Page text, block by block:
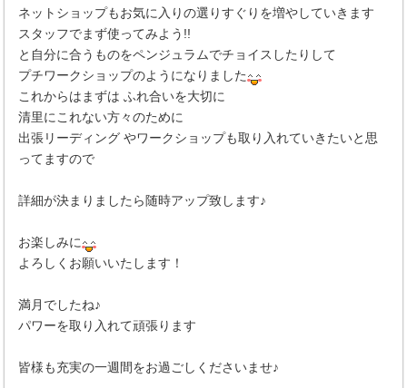
ネットショップもお気に入りの選りすぐりを増やしていきます
スタッフでまず使ってみよう!!
と自分に合うものをペンジュラムでチョイスしたりして
プチワークショップのようになりました
これからはまずは ふれ合いを大切に
清里にこれない方々のために
出張リーディング やワークショップも取り入れていきたいと思
ってますので
詳細が決まりましたら随時アップ致します♪
お楽しみに
よろしくお願いいたします！
満月でしたね♪
パワーを取り入れて頑張ります
皆様も充実の一週間をお過ごしくださいませ♪